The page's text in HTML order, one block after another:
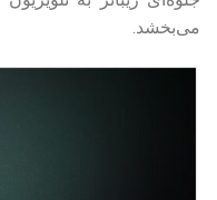
می‌بخشد.